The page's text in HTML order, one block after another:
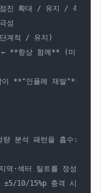
진 확대 / 유지 / 축소)
성
계적 / 유지)
← **항상 함께** (미국
이 **"인플레 재발"**이
분석 패턴을 흡수:
섹터 틸트를 정성 표 →
10/15%p 충격 시 갭